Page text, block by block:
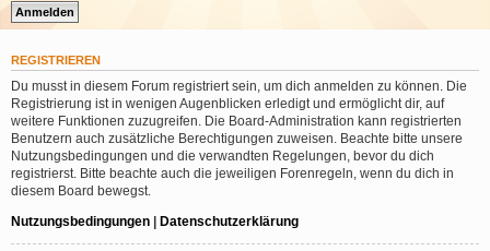
REGISTRIEREN
Du musst in diesem Forum registriert sein, um dich anmelden zu können. Die
Registrierung ist in wenigen Augenblicken erledigt und ermöglicht dir, auf
weitere Funktionen zuzugreifen. Die Board-Administration kann registrierten
Benutzern auch zusätzliche Berechtigungen zuweisen. Beachte bitte unsere
Nutzungsbedingungen und die verwandten Regelungen, bevor du dich
registrierst. Bitte beachte auch die jeweiligen Forenregeln, wenn du dich in
diesem Board bewegst.
Nutzungsbedingungen | Datenschutzerklärung